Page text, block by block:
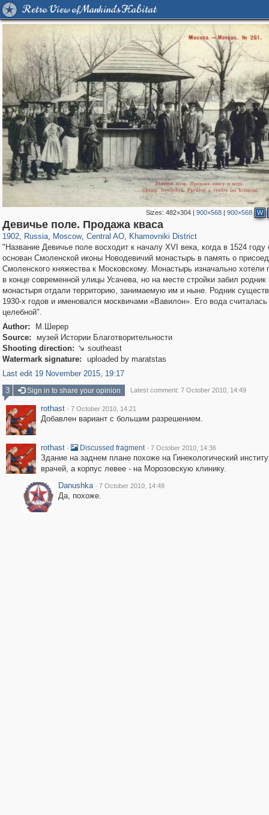
Retro View of Mankind's Habitat
Sizes: 482×304| 900×568| 900×568 W
Девичье поле. Продажа кваса
1902, Russia
1,406,672 29,243
, Moscow
319,864 8,286
, Central AO
160,010 5,916
, Khamovniki District
19,394 722
"Название Девичье поле восходит к началу XVI века, когда в 1524 году
основан Смоленской иконы Новодевичий монастырь в память о
Смоленского княжества к Московскому. Монастырь изначально хотели
в конце современной улицы Усачева, но на месте стройки забил родник
монастыря отдали территорию, занимаемую им и ныне. Родник
1930-х годов и именовался москвичами «Вавилон». Его вода считалась
целебной".
Author:
М.Шерер
Source:
музей Истории Благотворительности
Shooting direction:  southeast
Watermark signature:
uploaded by maratstas
Last edit 19 November 2015, 19:17
3
Sign in to share your opinion Latest comment: 7 October 2010, 14:49
rothast · 7 October 2010, 14:21
Добавлен вариант с большим разрешением.
rothast · Discussed fragment · 7 October 2010, 14:36
Здание на заднем плане похоже на Гинекологический
врачей, а корпус левее - на Морозовскую клинику.
Danushka · 7 October 2010, 14:49
Да, похоже.